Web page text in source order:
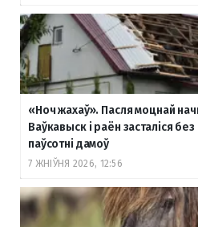
«Ноч жахаў». Пасля моцнай
Ваўкавыск і раён засталіся
паўсотні дамоў
7 ЖНІЎНЯ 2026, 12:56